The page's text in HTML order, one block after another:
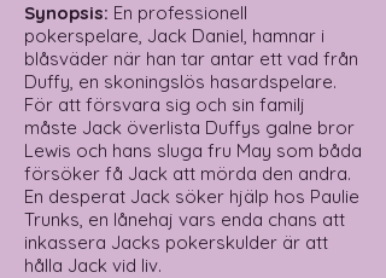
Synopsis: En professionell
pokerspelare, Jack Daniel, hamnar i
blåsväder när han tar antar ett vad från
Duffy, en skoningslös hasardspelare.
För att försvara sig och sin familj
måste Jack överlista Duffys galne bror
Lewis och hans sluga fru May som båda
försöker få Jack att mörda den andra.
En desperat Jack söker hjälp hos Paulie
Trunks, en lånehaj vars enda chans att
inkassera Jacks pokerskulder är att
hålla Jack vid liv.